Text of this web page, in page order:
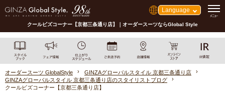
Language
クールビズコーナー【京都三条通り店】｜オーダースーツならGlobal Style
オーダースーツ GlobalStyle
GINZAグローバルスタイル 京都三条通り店
GINZAグローバルスタイル 京都三条通り店のスタイリストブログ
クールビズコーナー【京都三条通り店】